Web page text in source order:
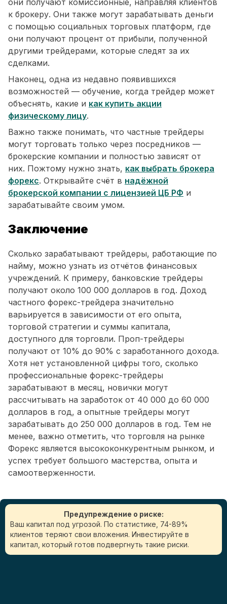
они получают комиссионные, направляя клиентов
к брокеру. Они также могут зарабатывать деньги
с помощью социальных торговых платформ, где
они получают процент от прибыли, полученной
другими трейдерами, которые следят за их
сделками.
Наконец, одна из недавно появившихся
возможностей — обучение, когда трейдер может
объеснять, какие и как купить акции
физическому лицу.
Важно также понимать, что частные трейдеры
могут торговать только через посредников —
брокерские компании и полностью зависят от
них. Пожтому нужно знать, как выбрать брокера
форекс. Открывайте счёт в надёжной
брокерской компании с лицензией ЦБ РФ и
зарабатывайте своим умом.
Заключение
Сколько зарабатывают трейдеры, работающие по
найму, можно узнать из отчётов финансовых
учреждений. К примеру, банковские трейдеры
получают около 100 000 долларов в год. Доход
частного форекс-трейдера значительно
варьируется в зависимости от его опыта,
торговой стратегии и суммы капитала,
доступного для торговли. Проп-трейдеры
получают от 10% до 90% с заработанного дохода.
Хотя нет установленной цифры того, сколько
профессиональные форекс-трейдеры
зарабатывают в месяц, новички могут
рассчитывать на заработок от 40 000 до 60 000
долларов в год, а опытные трейдеры могут
зарабатывать до 250 000 долларов в год. Тем не
менее, важно отметить, что торговля на рынке
Форекс является высококонкурентным рынком, и
успех требует большого мастерства, опыта и
самоотверженности.
Предупреждение о риске:
Ваш капитал под угрозой. По статистике, 74-89%
клиентов теряют свои вложения. Инвестируйте в
капитал, который готов подвергнуть такие риски.